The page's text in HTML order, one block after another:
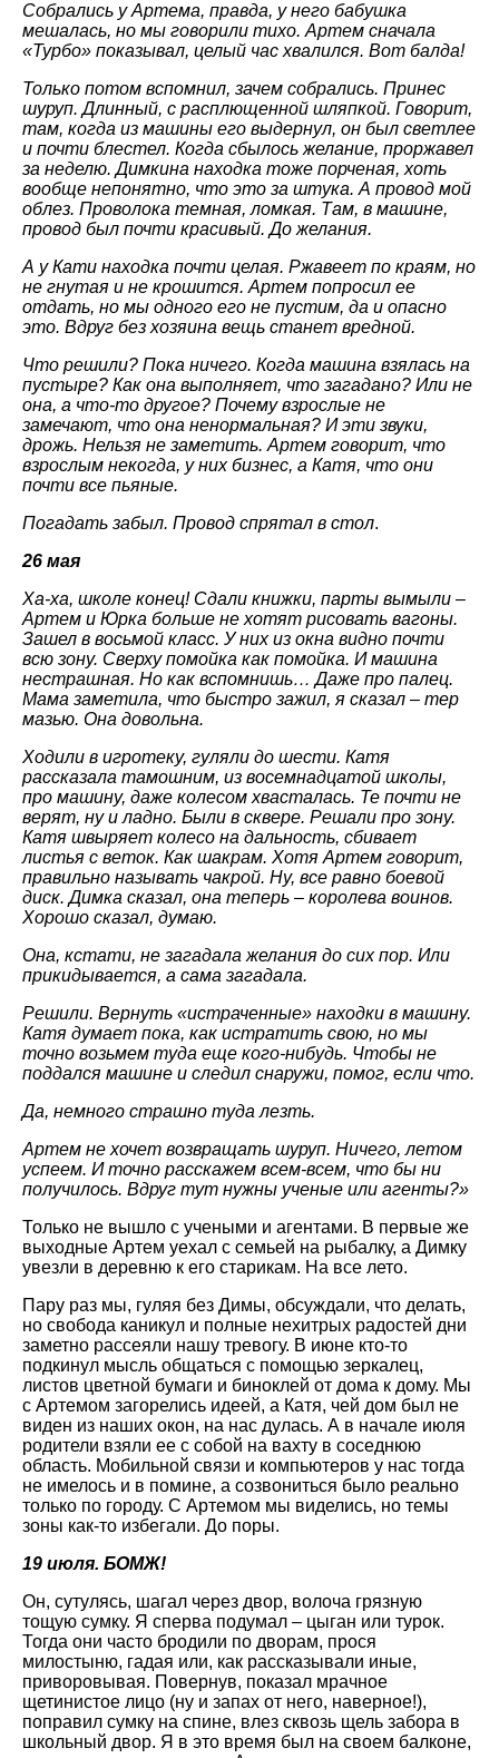
Собрались у Артема, правда, у него бабушка
мешалась, но мы говорили тихо. Артем сначала
«Турбо» показывал, целый час хвалился. Вот балда!
Только потом вспомнил, зачем собрались. Принес
шуруп. Длинный, с расплющенной шляпкой. Говорит,
там, когда из машины его выдернул, он был светлее
и почти блестел. Когда сбылось желание, проржавел
за неделю. Димкина находка тоже порченая, хоть
вообще непонятно, что это за штука. А провод мой
облез. Проволока темная, ломкая. Там, в машине,
провод был почти красивый. До желания.
А у Кати находка почти целая. Ржавеет по краям, но
не гнутая и не крошится. Артем попросил ее
отдать, но мы одного его не пустим, да и опасно
это. Вдруг без хозяина вещь станет вредной.
Что решили? Пока ничего. Когда машина взялась на
пустыре? Как она выполняет, что загадано? Или не
она, а что-то другое? Почему взрослые не
замечают, что она ненормальная? И эти звуки,
дрожь. Нельзя не заметить. Артем говорит, что
взрослым некогда, у них бизнес, а Катя, что они
почти все пьяные.
Погадать забыл. Провод спрятал в стол.
26 мая
Ха-ха, школе конец! Сдали книжки, парты вымыли –
Артем и Юрка больше не хотят рисовать вагоны.
Зашел в восьмой класс. У них из окна видно почти
всю зону. Сверху помойка как помойка. И машина
нестрашная. Но как вспомнишь… Даже про палец.
Мама заметила, что быстро зажил, я сказал – тер
мазью. Она довольна.
Ходили в игротеку, гуляли до шести. Катя
рассказала тамошним, из восемнадцатой школы,
про машину, даже колесом хвасталась. Те почти не
верят, ну и ладно. Были в сквере. Решали про зону.
Катя швыряет колесо на дальность, сбивает
листья с веток. Как шакрам. Хотя Артем говорит,
правильно называть чакрой. Ну, все равно боевой
диск. Димка сказал, она теперь – королева воинов.
Хорошо сказал, думаю.
Она, кстати, не загадала желания до сих пор. Или
прикидывается, а сама загадала.
Решили. Вернуть «истраченные» находки в машину.
Катя думает пока, как истратить свою, но мы
точно возьмем туда еще кого-нибудь. Чтобы не
поддался машине и следил снаружи, помог, если что.
Да, немного страшно туда лезть.
Артем не хочет возвращать шуруп. Ничего, летом
успеем. И точно расскажем всем-всем, что бы ни
получилось. Вдруг тут нужны ученые или агенты?»
Только не вышло с учеными и агентами. В первые же
выходные Артем уехал с семьей на рыбалку, а Димку
увезли в деревню к его старикам. На все лето.
Пару раз мы, гуляя без Димы, обсуждали, что делать,
но свобода каникул и полные нехитрых радостей дни
заметно рассеяли нашу тревогу. В июне кто-то
подкинул мысль общаться с помощью зеркалец,
листов цветной бумаги и биноклей от дома к дому. Мы
с Артемом загорелись идеей, а Катя, чей дом был не
виден из наших окон, на нас дулась. А в начале июля
родители взяли ее с собой на вахту в соседнюю
область. Мобильной связи и компьютеров у нас тогда
не имелось и в помине, а созвониться было реально
только по городу. С Артемом мы виделись, но темы
зоны как-то избегали. До поры.
19 июля. БОМЖ!
Он, сутулясь, шагал через двор, волоча грязную
тощую сумку. Я сперва подумал – цыган или турок.
Тогда они часто бродили по дворам, прося
милостыню, гадая или, как рассказывали иные,
приворовывая. Повернув, показал мрачное
щетинистое лицо (ну и запах от него, наверное!),
поправил сумку на спине, влез сквозь щель забора в
школьный двор. Я в это время был на своем балконе,